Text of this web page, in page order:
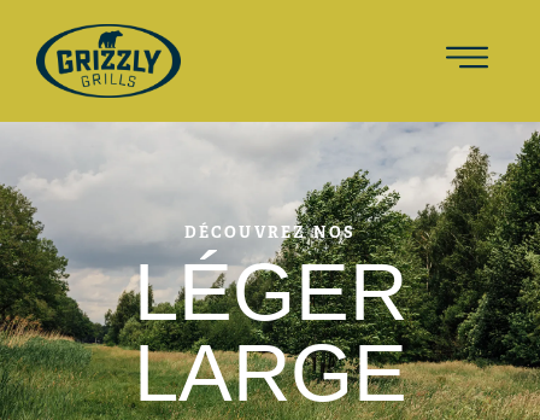
DÉCOUVREZ NOS
LÉGER
LARGE